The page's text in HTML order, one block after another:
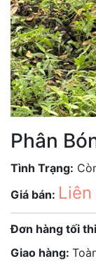
Phân
Tình Trạng:
Giá bán: Liên
Đơn hàng tối
Giao hàng: